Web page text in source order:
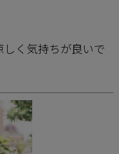
く気持ちが良いで